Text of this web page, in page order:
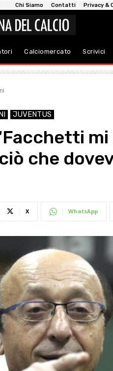
Chi Siamo Contatti Privacy &
Calciomercato Scrivici
JUVENTUS
che
X WhatsApp